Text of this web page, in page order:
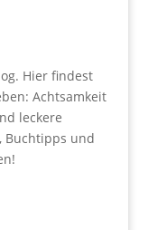
Hier findest
Achtsamkeit
leckere
Buchtipps und